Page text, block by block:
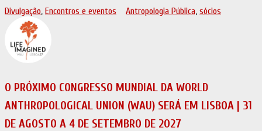
Divulgação, Encontros e eventos Antropologia Pública, sócios
O PRÓXIMO CONGRESSO MUNDIAL DA WORLD
ANTHROPOLOGICAL UNION (WAU) SERÁ EM LISBOA | 31
DE AGOSTO A 4 DE SETEMBRO DE 2027